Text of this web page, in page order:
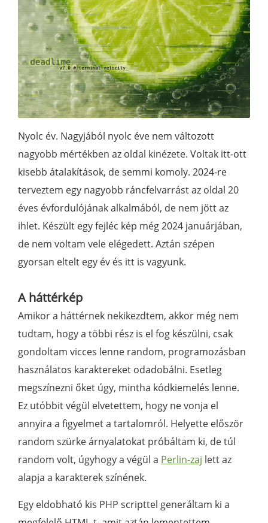
Nyolc év. Nagyjából nyolc éve nem változott
nagyobb mértékben az oldal kinézete. Voltak itt-ott
kisebb átalakítások, de semmi komoly. 2024-re
terveztem egy nagyobb ráncfelvarrást az oldal 20
éves évfordulójának alkalmából, de nem jött az
ihlet. Készült egy fejléc kép még 2024 januárjában,
de nem voltam vele elégedett. Aztán szépen
gyorsan eltelt egy év és itt is vagyunk.
A háttérkép
Amikor a háttérnek nekikezdtem, akkor még nem
tudtam, hogy a többi rész is el fog készülni, csak
gondoltam vicces lenne random, programozásban
használatos karaktereket odadobálni. Esetleg
megszínezni őket úgy, mintha kódkiemelés lenne.
Ez utóbbit végül elvetettem, hogy ne vonja el
annyira a figyelmet a tartalomról. Helyette először
random szürke árnyalatokat próbáltam ki, de túl
random volt, úgyhogy a végül a Perlin-zaj lett az
alapja a karakterek színének.
Egy eldobható kis PHP scripttel generáltam ki a